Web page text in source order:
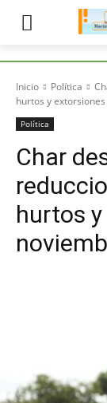
Inicio Política
hurtos y
Política
Char
hurtos